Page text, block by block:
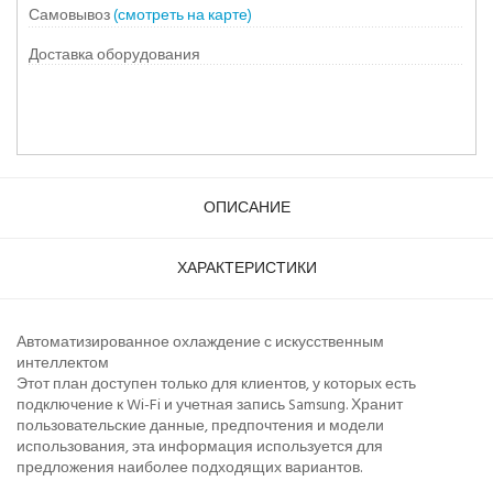
Самовывоз(смотреть на карте)
Доставка оборудования
ОПИСАНИЕ
ХАРАКТЕРИСТИКИ
Автоматизированное охлаждение с искусственным
интеллектом
Этот план доступен только для клиентов, у которых есть
подключение к Wi-Fi и учетная запись Samsung. Хранит
пользовательские данные, предпочтения и модели
использования, эта информация используется для
предложения наиболее подходящих вариантов.